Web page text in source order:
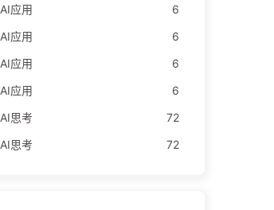
AI应用
6
AI应用
6
AI应用
6
AI应用
6
AI思考
72
AI思考
72